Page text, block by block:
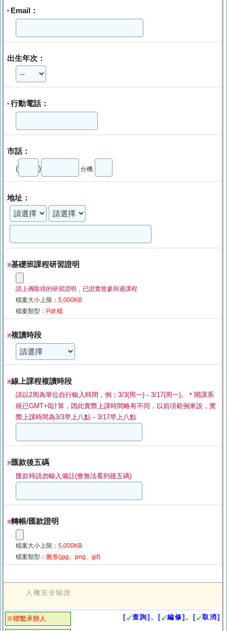
* Email：
出生年次：
* 行動電話：
市話：
( ) 分機
地址：
※基礎班課程研習證明
請上傳取得的研習證明，已證實曾參與過課程
檔案大小上限： 5,000KB
檔案類型： Pdf 檔
※複讀時段
※線上課程複讀時段
請以2周為單位自行輸入時間，例：3/3(周一)－3/17(周一)。＊開課系
統已GMT+0計算，因此實際上課時間略有不同，以前項範例來說，實
際上課時間為3/3早上八點－3/17早上八點
※匯款後五碼
匯款時請勿輸入備註(會無法看到後五碼)
※轉帳/匯款證明
檔案大小上限： 5,000KB
檔案類型： 圖形(jpg、png、gif)
人機安全驗證
※聯繫承辦人 [ 查詢]、[ 編修]、[ 取消]